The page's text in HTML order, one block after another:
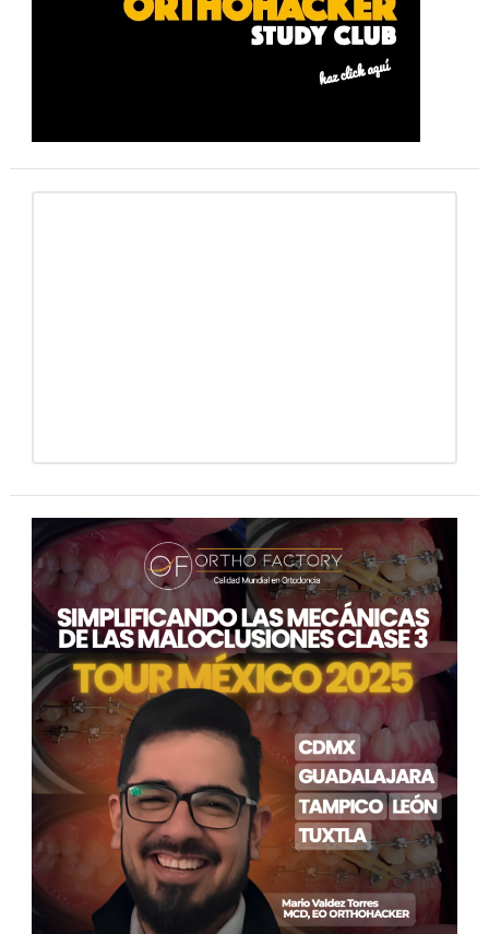
primaria